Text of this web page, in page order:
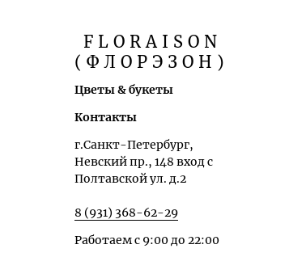
FLORAISON
(ФЛОРЭЗОН)
Цветы & букеты
Контакты
г.Санкт-Петербург,
Невский пр., 148 вход с
Полтавской ул. д.2
8 (931) 368-62-29
Работаем с 9:00 до 22:00